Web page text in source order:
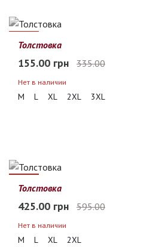
54%
Толстовка
155.00 грн 335.00
Нет в наличии
M L XL 2XL 3XL
29%
Толстовка
425.00 грн 595.00
Нет в наличии
M L XL 2XL